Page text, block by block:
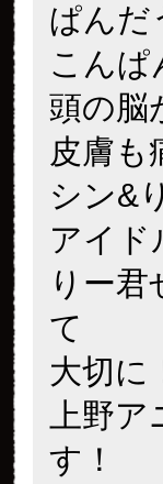
ぱんだ
こんぱ
頭の脳
皮膚も
シン&
アイド
りー
て
大切に
上野
す！